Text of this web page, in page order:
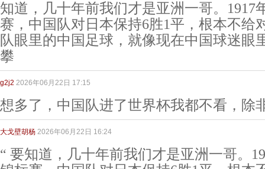
知道，几十年前我们才是亚洲一哥。1917
赛，中国队对日本保持6胜1平，根本不给
队眼里的中国足球，就像现在中国球迷
攀
g2j2 2026年06月22日 17:15
想多了，中国队进了世界杯我都不看，除
大戈壁胡杨 2026年06月22日 16:24
“ 要知道，几十年前我们才是亚洲一哥。